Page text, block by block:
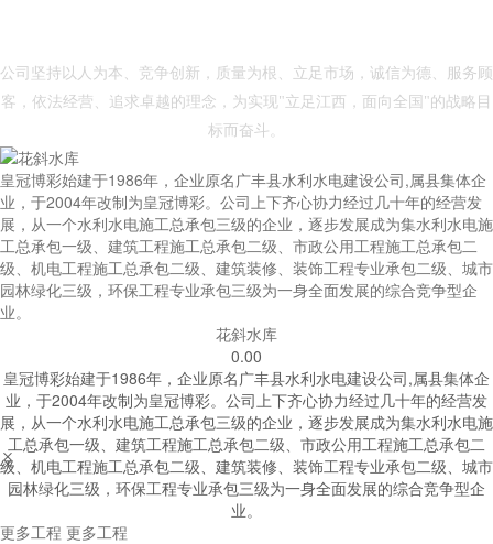
公司坚持以人为本、竞争创新，质量为根、立足市场，诚信为德、服务顾
客，依法经营、追求卓越的理念，为实现"立足江西，面向全国"的战略目
标而奋斗。
皇冠博彩始建于1986年，企业原名广丰县水利水电建设公司,属县集体企
业，于2004年改制为皇冠博彩。公司上下齐心协力经过几十年的经营发
展，从一个水利水电施工总承包三级的企业，逐步发展成为集水利水电施
工总承包一级、建筑工程施工总承包二级、市政公用工程施工总承包二
级、机电工程施工总承包二级、建筑装修、装饰工程专业承包二级、城市
园林绿化三级，环保工程专业承包三级为一身全面发展的综合竞争型企
业。
花斜水库
0.00
皇冠博彩始建于1986年，企业原名广丰县水利水电建设公司,属县集体企
业，于2004年改制为皇冠博彩。公司上下齐心协力经过几十年的经营发
展，从一个水利水电施工总承包三级的企业，逐步发展成为集水利水电施
工总承包一级、建筑工程施工总承包二级、市政公用工程施工总承包二
级、机电工程施工总承包二级、建筑装修、装饰工程专业承包二级、城市
园林绿化三级，环保工程专业承包三级为一身全面发展的综合竞争型企
业。


更多工程 更多工程